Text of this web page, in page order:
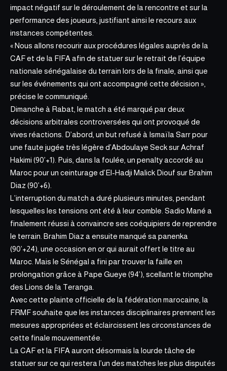
impact négatif sur le déroulement de la rencontre et sur la
performance des joueurs, justifiant ainsi le recours aux
instances compétentes.
« Nous allons recourir aux procédures légales auprès de la
CAF et de la FIFAafin de statuer sur le retrait de l’équipe
nationale sénégalaise du terrain lors de la finale, ainsi que
sur les événements qui ont accompagné cette décision »,
précise le communiqué.
Dimanche à Rabat, le match a été marqué par deux
décisions arbitrales controversées qui ont provoqué de
vives réactions. D’abord, un but refusé à Ismaïla Sarr pour
une faute jugée très légère d’Abdoulaye Seck sur Achraf
Hakimi (90’+1). Puis, dans la foulée, un penalty accordé au
Maroc pour un ceinturage d’El-Hadji Malick Diouf sur Brahim
Diaz (90’+6).
L’interruption du match a duré plusieurs minutes, pendant
lesquelles les tensions ont été à leur comble. Sadio Mané a
finalement réussi à convaincre ses coéquipiers de reprendre
le terrain. Brahim Diaz a ensuite manqué sa panenka
(90’+24), une occasion en or qui aurait offert le titre au
Maroc. Mais le Sénégal a fini par trouver la faille en
prolongation grâce à Pape Gueye (94’), scellant le triomphe
des Lions de la Teranga.
Avec cette plainte officielle de la fédération marocaine, la
FRMF souhaite que les instances disciplinaires prennent les
mesures appropriées et éclaircissent les circonstances de
cette finale mouvementée.
La CAF et la FIFA auront désormais la lourde tâche de
statuer sur ce qui restera l’un des matches les plus disputés